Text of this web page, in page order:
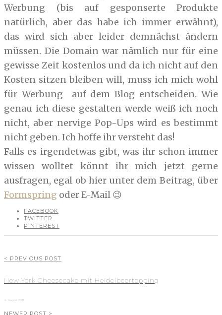
Werbung (bis auf gesponserte Produkte
natürlich, aber das habe ich immer erwähnt),
das wird sich aber leider demnächst ändern
müssen. Die Domain war nämlich nur für eine
gewisse Zeit kostenlos und da ich nicht auf den
Kosten sitzen bleiben will, muss ich mich wohl
für Werbung auf dem Blog entscheiden. Wie
genau ich diese gestalten werde weiß ich noch
nicht, aber nervige Pop-Ups wird es bestimmt
nicht geben. Ich hoffe ihr versteht das!
Falls es irgendetwas gibt, was ihr schon immer
wissen wolltet könnt ihr mich jetzt gerne
ausfragen, egal ob hier unter dem Beitrag, über
Formspring oder E-Mail 😉
FACEBOOK
TWITTER
PINTEREST
< PREVIOUS POST
New York Cheesecake mit Heidelbeertopping
4. August 2011
NEWER POST >